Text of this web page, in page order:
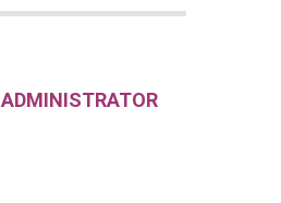
ADMINISTRATOR